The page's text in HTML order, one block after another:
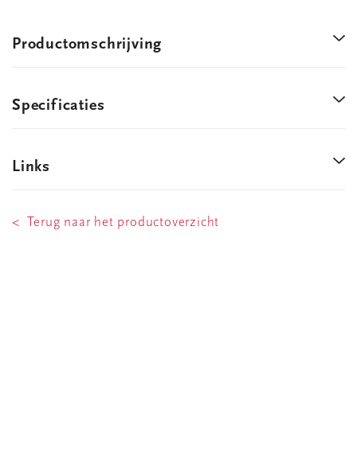
Productomschrijving
Specificaties
Links
< Terug naar het productoverzicht